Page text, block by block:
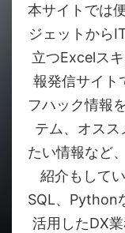
本サイトでは
ジェットから
立つExcelス
報発信サイト
フハック情報
テム、オスス
たい情報など
紹介もして
SQL、Python
活用したDX